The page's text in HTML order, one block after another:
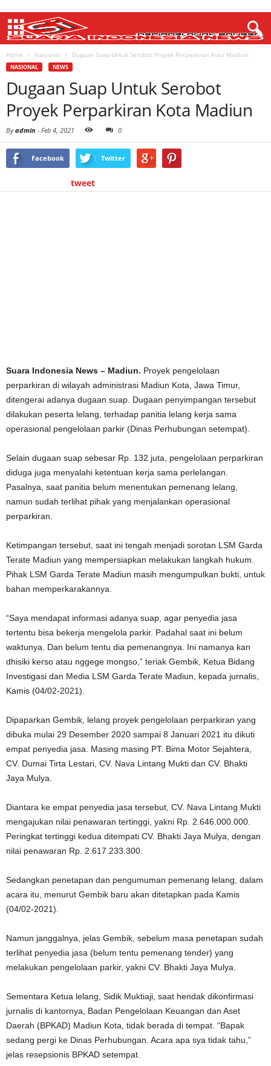
Home Nasional Dugaan Suap Untuk Serobot Proyek Perparkiran Kota Madiun
NASIONAL NEWS
Dugaan Suap Untuk Serobot
Proyek Perparkiran Kota Madiun
Byadmin - Feb 4, 2021 0
Facebook Twitter
tweet
Suara Indonesia News – Madiun. Proyek pengelolaan
perparkiran di wilayah administrasi Madiun Kota, Jawa Timur,
ditengerai adanya dugaan suap. Dugaan penyimpangan tersebut
dilakukan peserta lelang, terhadap panitia lelang kerja sama
operasional pengelolaan parkir (Dinas Perhubungan setempat).
Selain dugaan suap sebesar Rp. 132 juta, pengelolaan perparkiran
diduga juga menyalahi ketentuan kerja sama perlelangan.
Pasalnya, saat panitia belum menentukan pemenang lelang,
namun sudah terlihat pihak yang menjalankan operasional
perparkiran.
Ketimpangan tersebut, saat ini tengah menjadi sorotan LSM Garda
Terate Madiun yang mempersiapkan melakukan langkah hukum.
Pihak LSM Garda Terate Madiun masih mengumpulkan bukti, untuk
bahan memperkarakannya.
“Saya mendapat informasi adanya suap, agar penyedia jasa
tertentu bisa bekerja mengelola parkir. Padahal saat ini belum
waktunya. Dan belum tentu dia pemenangnya. Ini namanya kan
dhisiki kerso atau nggege mongso,” teriak Gembik, Ketua Bidang
Investigasi dan Media LSM Garda Terate Madiun, kepada jurnalis,
Kamis (04/02-2021).
Dipaparkan Gembik, lelang proyek pengelolaan perparkiran yang
dibuka mulai 29 Desember 2020 sampai 8 Januari 2021 itu dikuti
empat penyedia jasa. Masing masing PT. Bima Motor Sejahtera,
CV. Dumai Tirta Lestari, CV. Nava Lintang Mukti dan CV. Bhakti
Jaya Mulya.
Diantara ke empat penyedia jasa tersebut, CV. Nava Lintang Mukti
mengajukan nilai penawaran tertinggi, yakni Rp. 2.646.000.000.
Peringkat tertinggi kedua ditempati CV. Bhakti Jaya Mulya, dengan
nilai penawaran Rp. 2.617.233.300.
Sedangkan penetapan dan pengumuman pemenang lelang, dalam
acara itu, menurut Gembik baru akan ditetapkan pada Kamis
(04/02-2021).
Namun janggalnya, jelas Gembik, sebelum masa penetapan sudah
terlihat penyedia jasa (belum tentu pemenang tender) yang
melakukan pengelolaan parkir, yakni CV. Bhakti Jaya Mulya.
Sementara Ketua lelang, Sidik Muktiaji, saat hendak dikonfirmasi
jurnalis di kantornya, Badan Pengelolaan Keuangan dan Aset
Daerah (BPKAD) Madiun Kota, tidak berada di tempat. “Bapak
sedang pergi ke Dinas Perhubungan. Acara apa sya tidak tahu,”
jelas resepsionis BPKAD setempat.